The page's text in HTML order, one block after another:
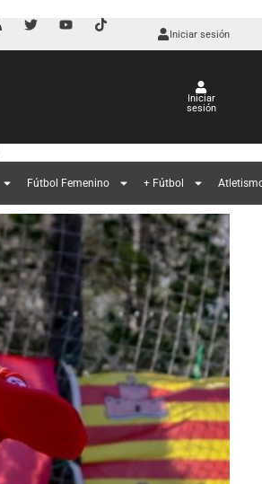
Iniciar sesión
Iniciar
sesión
Fútbol Femenino + Fútbol